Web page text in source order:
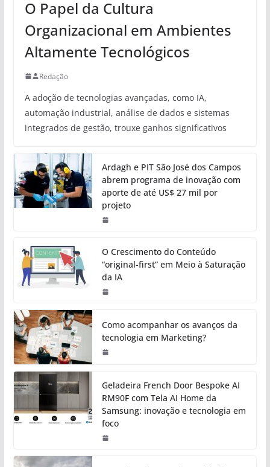
O Papel da Cultura
Organizacional em Ambientes
Altamente Tecnológicos
Redação
A adoção de tecnologias avançadas, como IA,
automação industrial, análise de dados e sistemas
integrados de gestão, trouxe ganhos significativos
Ardagh e PIT São José dos Campos
abrem programa de inovação com
aporte de até US$ 27 mil por
projeto
O Crescimento do Conteúdo
“original-first” em Meio à Saturação
da IA
Como acompanhar os avanços da
tecnologia em Marketing?
Geladeira French Door Bespoke AI
RM90F com Tela AI Home da
Samsung: inovação e tecnologia em
foco